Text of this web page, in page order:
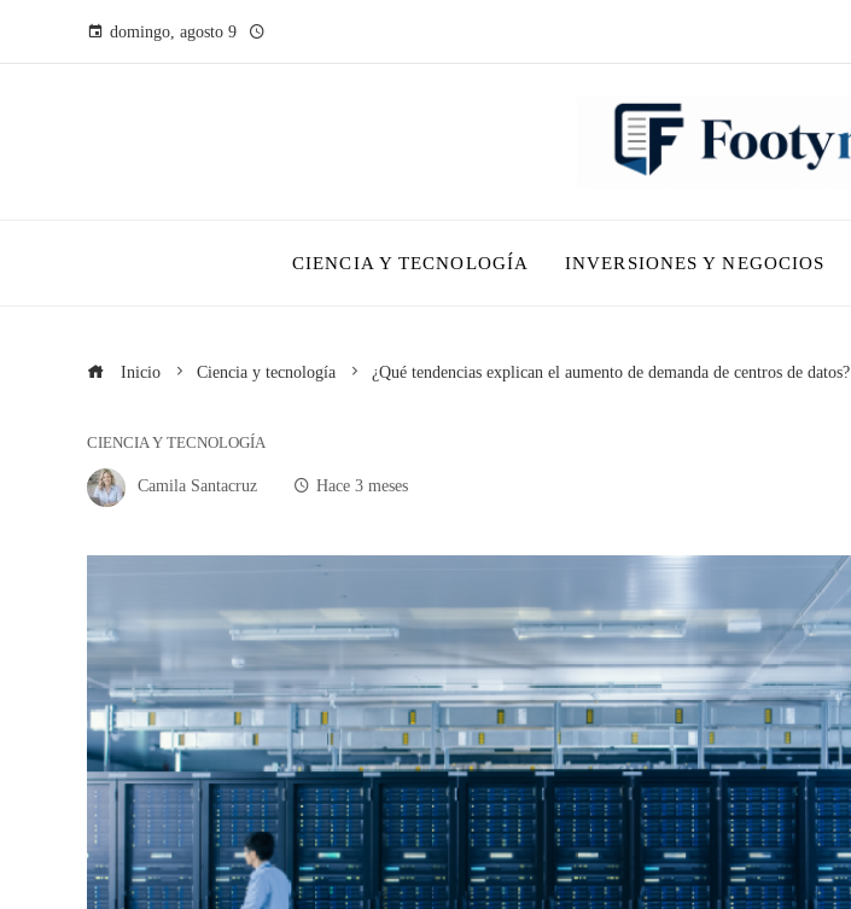
domingo, agosto 9
CIENCIA Y TECNOLOGÍA INVERSIONES Y NEGOCIOS
Inicio Ciencia y tecnología ¿Qué tendencias explican el aumento de demanda de centros de datos?
CIENCIA Y TECNOLOGÍA
Camila Santacruz Hace 3 meses